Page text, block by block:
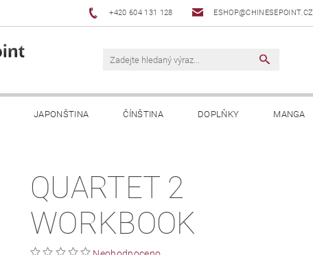
+420 604 131 128 ESHOP@CHINESEPOINT.CZ
JAPONŠTINA ČÍNŠTINA DOPLŇKY MANGA
QUARTET 2
WORKBOOK